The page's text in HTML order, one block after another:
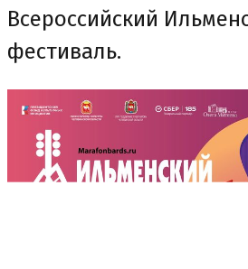
Всероссийский
фестиваль.